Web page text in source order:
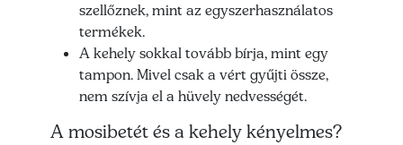
szellőznek, mint az egyszerhasználatos
termékek.
A kehely sokkal tovább bírja, mint egy
tampon. Mivel csak a vért gyűjti össze,
nem szívja el a hüvely nedvességét.
A mosibetét és a kehely kényelmes?